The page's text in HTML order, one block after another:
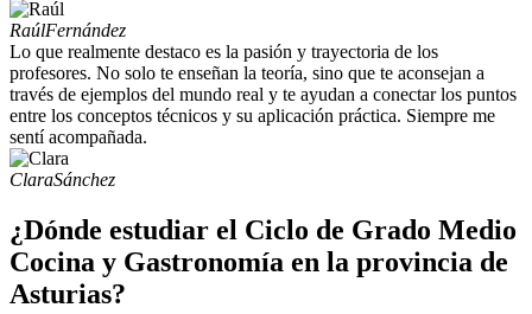
RaúlFernández
Lo que realmente destaco es la pasión y trayectoria de los
profesores. No solo te enseñan la teoría, sino que te aconsejan a
través de ejemplos del mundo real y te ayudan a conectar los puntos
entre los conceptos técnicos y su aplicación práctica. Siempre me
sentí acompañada.
ClaraSánchez
¿Dónde estudiar el Ciclo de Grado Medio
Cocina y Gastronomía en la provincia de
Asturias?